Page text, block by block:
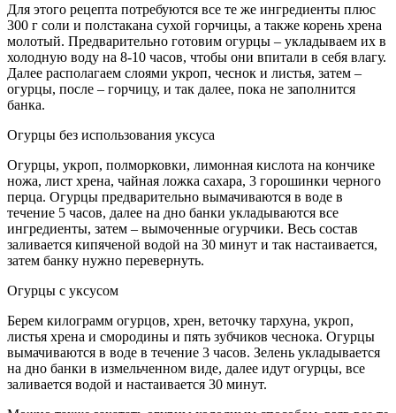
Для этого рецепта потребуются все те же ингредиенты плюс
300 г соли и полстакана сухой горчицы, а также корень хрена
молотый. Предварительно готовим огурцы – укладываем их в
холодную воду на 8-10 часов, чтобы они впитали в себя влагу.
Далее располагаем слоями укроп, чеснок и листья, затем –
огурцы, после – горчицу, и так далее, пока не заполнится
банка.
Огурцы без использования уксуса
Огурцы, укроп, полморковки, лимонная кислота на кончике
ножа, лист хрена, чайная ложка сахара, 3 горошинки черного
перца. Огурцы предварительно вымачиваются в воде в
течение 5 часов, далее на дно банки укладываются все
ингредиенты, затем – вымоченные огурчики. Весь состав
заливается кипяченой водой на 30 минут и так настаивается,
затем банку нужно перевернуть.
Огурцы с уксусом
Берем килограмм огурцов, хрен, веточку тархуна, укроп,
листья хрена и смородины и пять зубчиков чеснока. Огурцы
вымачиваются в воде в течение 3 часов. Зелень укладывается
на дно банки в измельченном виде, далее идут огурцы, все
заливается водой и настаивается 30 минут.